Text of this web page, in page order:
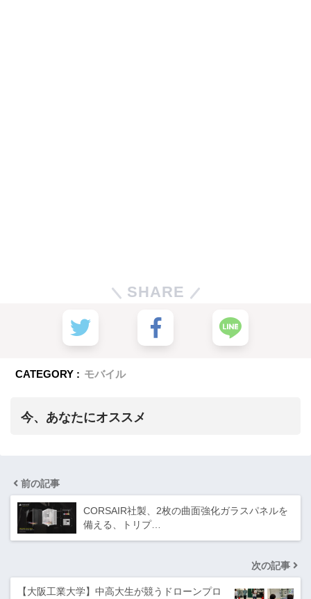
SHARE
CATEGORY : モバイル
今、あなたにオススメ
前の記事
CORSAIR社製、2枚の曲面強化ガラスパネルを
備える、トリプ…
次の記事
【大阪工業大学】中高大生が競うドローンプロ